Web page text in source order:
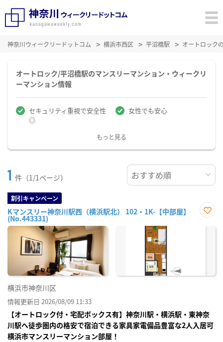
神奈川ウィークリードットコム 横浜市西区 平沼橋駅 オートロック
オートロック/平沼橋駅のマンスリーマンション・ウィークリ
ーマンション情報
セキュリティ重視で安全性
◎
女性でも安心
もっと見る
1 件（1/1ページ）
割引キャンペーン
Kマンスリー神奈川駅西（横浜駅北） 102・1K-【中部屋】
(No.443331)
に入
横浜市神奈川区
情報更新日 2026/08/09 11:33
【オートロック付・宅配ボックス有】神奈川駅・横浜駅・東神奈
川駅へ徒歩圏内の格安で宿泊できる家具家電備品豊富な2人入居可
横浜市マンスリーマンション部屋！